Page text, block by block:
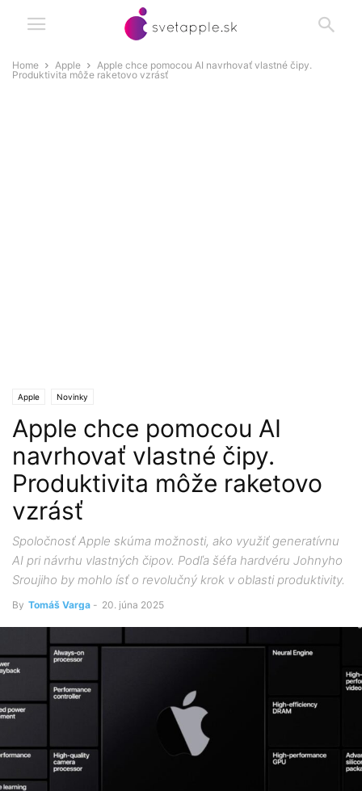
Home Apple
Apple chce pomocou AI navrhovať vlastné čipy.
Produktivita môže raketovo vzrásť
Apple Novinky
Apple chce pomocou AI
navrhovať vlastné čipy.
Produktivita môže raketovo
vzrásť
Spoločnosť Apple skúma možnosti, ako využiť generatívnu
AI pri návrhu vlastných čipov. Podľa šéfa hardvéru Johnyho
Sroujiho by mohlo ísť o revolučný krok v oblasti produktivity.
By Tomáš Varga - 20. júna 2025